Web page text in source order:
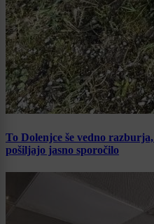
To Dolenjce še vedno
pošiljajo jasno sporočilo